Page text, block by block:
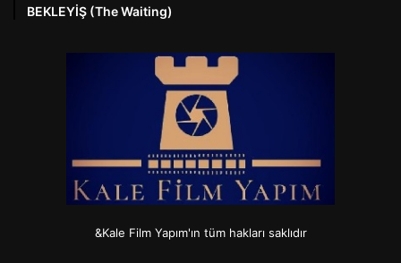
BEKLEYİŞ (The Waiting)
&Kale Film Yapım'ın tüm hakları saklıdır